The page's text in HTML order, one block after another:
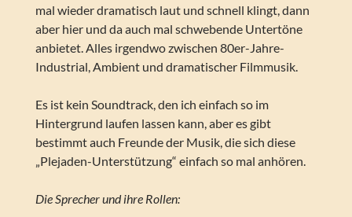
mal wieder dramatisch laut und schnell klingt, dann
aber hier und da auch mal schwebende Untertöne
anbietet. Alles irgendwo zwischen 80er-Jahre-
Industrial, Ambient und dramatischer Filmmusik.
Es ist kein Soundtrack, den ich einfach so im
Hintergrund laufen lassen kann, aber es gibt
bestimmt auch Freunde der Musik, die sich diese
„Plejaden-Unterstützung“ einfach so mal anhören.
Die Sprecher und ihre Rollen: